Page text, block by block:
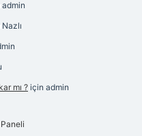
admin
Nazlı
mı ?için admin